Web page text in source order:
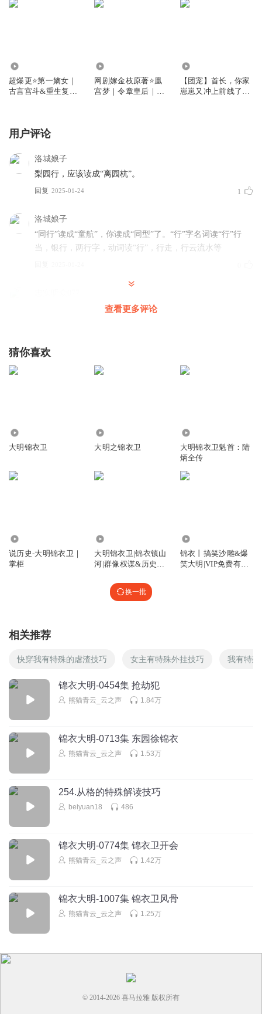
超爆更⭐第一嫡女｜
古言宫斗&重生复仇
网剧嫁金枝原著⭐凰
宫梦｜令章皇后｜抢
【团宠】首长，你家
崽崽又冲上前线了！
用户评论
洛城娘子
梨园行，应该读成“离园杭”。
回复 2025-01-24 1
洛城娘子
“同行”读成“童航”，你读成“同型”了。“行”字名词读“行”行
当，银行，两行字，动词读“行”，行走，行云流水等
查看更多评论
猜你喜欢
大明锦衣卫 大明之锦衣卫
大明锦衣卫魁首：陆
炳全传
说历史-大明锦衣卫｜
掌柜
大明锦衣卫|锦衣镇山
河|群像权谋&历史官
锦衣丨搞笑沙雕&爆
笑大明|VIP免费有声
换一批
相关推荐
快穿我有特殊的虐渣技巧 女主有特殊外挂技巧 我有特
锦衣大明-0454集 抢劫犯
熊猫青云_云之声 1.84万
锦衣大明-0713集 东园徐锦衣
熊猫青云_云之声 1.53万
254.从格的特殊解读技巧
beiyuan18 486
锦衣大明-0774集 锦衣卫开会
熊猫青云_云之声 1.42万
锦衣大明-1007集 锦衣卫风骨
熊猫青云_云之声 1.25万
© 2014-2026 喜马拉雅 版权所有